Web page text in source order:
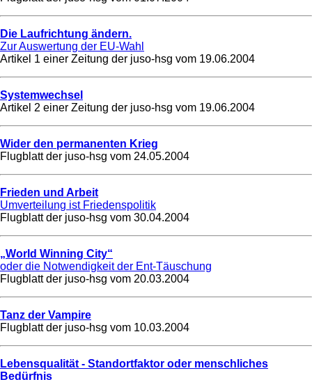
Die Laufrichtung ändern.
Zur Auswertung der EU-Wahl
Artikel 1 einer Zeitung der juso-hsg vom 19.06.2004
Systemwechsel
Artikel 2 einer Zeitung der juso-hsg vom 19.06.2004
Wider den permanenten Krieg
Flugblatt der juso-hsg vom 24.05.2004
Frieden und Arbeit
Umverteilung ist Friedenspolitik
Flugblatt der juso-hsg vom 30.04.2004
„World Winning City“
oder die Notwendigkeit der Ent-Täuschung
Flugblatt der juso-hsg vom 20.03.2004
Tanz der Vampire
Flugblatt der juso-hsg vom 10.03.2004
Lebensqualität - Standortfaktor oder menschliches
Bedürfnis